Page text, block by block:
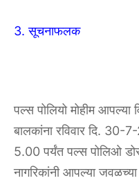
3. सूचनाफलक
पल्स पोलियो मोहीम आपल्या
बालकांना रविवार दि. 30-
5.00 पर्यंत पल्स पोलिओ
नागरिकांनी आपल्या